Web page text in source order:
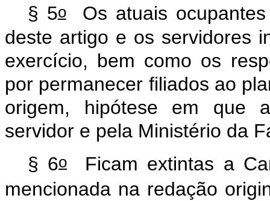
§ 5o Os atuais ocupantes
deste artigo e os servidores
exercício, bem como os
por permanecer filiados ao
origem,
hipótese em que
a
servidor e pela Ministério da
§ 6o Ficam extintas a
mencionada na redação